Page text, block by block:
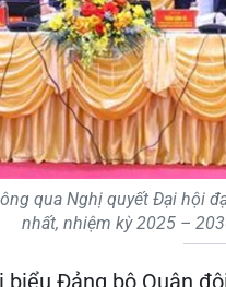
qua Nghị quyết Đại hội
nhất, nhiệm kỳ 2025 –
Đảng bộ Quân